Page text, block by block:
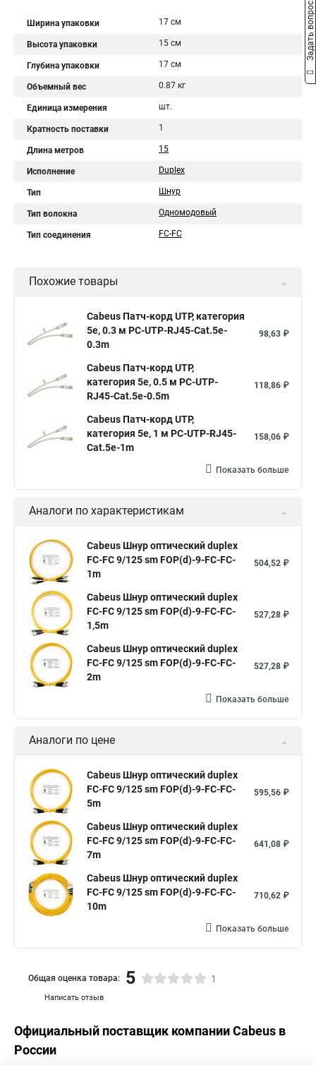
Ширина упаковки 17 см
Высота упаковки 15 см
Глубина упаковки 17 см
Объемный вес 0.87 кг
Единица измерения шт.
Кратность поставки 1
Длина метров 15
Исполнение Duplex
Тип Шнур
Тип волокна Одномодовый
Тип соединения FC-FC
Похожие товары
Cabeus Патч-корд UTP, категория
5e, 0.3 м PC-UTP-RJ45-Cat.5e-
0.3m
98,63 ₽
Cabeus Патч-корд UTP,
категория 5e, 0.5 м PC-UTP-
RJ45-Cat.5e-0.5m
118,86 ₽
Cabeus Патч-корд UTP,
категория 5e, 1 м PC-UTP-RJ45-
Cat.5e-1m
158,06 ₽
Показать больше
Аналоги по характеристикам
Cabeus Шнур оптический duplex
FC-FC 9/125 sm FOP(d)-9-FC-FC-
1m
504,52 ₽
Cabeus Шнур оптический duplex
FC-FC 9/125 sm FOP(d)-9-FC-FC-
1,5m
527,28 ₽
Cabeus Шнур оптический duplex
FC-FC 9/125 sm FOP(d)-9-FC-FC-
2m
527,28 ₽
Показать больше
Аналоги по цене
Cabeus Шнур оптический duplex
FC-FC 9/125 sm FOP(d)-9-FC-FC-
5m
595,56 ₽
Cabeus Шнур оптический duplex
FC-FC 9/125 sm FOP(d)-9-FC-FC-
7m
641,08 ₽
Cabeus Шнур оптический duplex
FC-FC 9/125 sm FOP(d)-9-FC-FC-
10m
710,62 ₽
Показать больше
Написать отзыв
Общая оценка товара: 5 1
Официальный поставщик компанииCabeus в
России
Задать вопрос